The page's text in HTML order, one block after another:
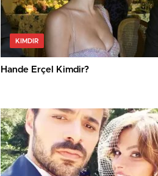
KIMDIR
Hande Erçel Kimdir?